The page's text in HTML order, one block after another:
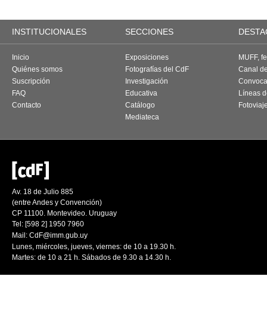
INSTITUCIONALES SECCIONES
Inicio
Quiénes somos
Suscripción
FAQ
Contacto
Exposiciones
Fotografías del CdF
Investigación
Educativa
Catálogo
Mediateca
MUFF,
Canal
Líneas
Av. 18 de Julio 885
(entre Andes y Convención)
CP 11100. Montevideo. Uruguay
Tel: [598 2] 1950 7960
Mail: CdF@imm.gub.uy
Lunes, miércoles, jueves, viernes: de 10 a 19.30 h.
Martes: de 10 a 21 h. Sábados de 9.30 a 14.30 h.